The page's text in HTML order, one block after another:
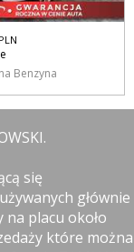
PLN
Benzyna
się
głównie
na placu około
które można